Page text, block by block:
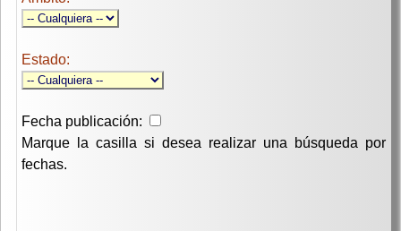
Estado:
Fecha publicación:
Marque la casilla si desea realizar una búsqueda por
fechas.